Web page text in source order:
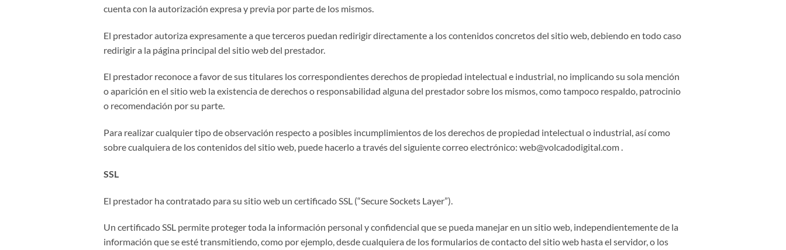
cuenta con la autorización expresa y previa por parte de los mismos.
El prestador autoriza expresamente a que terceros puedan redirigir directamente a los contenidos concretos del sitio web, debiendo en todo caso
redirigir a la página principal del sitio web del prestador.
El prestador reconoce a favor de sus titulares los correspondientes derechos de propiedad intelectual e industrial, no implicando su sola mención
o aparición en el sitio web la existencia de derechos o responsabilidad alguna del prestador sobre los mismos, como tampoco respaldo, patrocinio
o recomendación por su parte.
Para realizar cualquier tipo de observación respecto a posibles incumplimientos de los derechos de propiedad intelectual o industrial, así como
sobre cualquiera de los contenidos del sitio web, puede hacerlo a través del siguiente correo electrónico: web@volcadodigital.com.
SSL
El prestador ha contratado para su sitio web un certificado SSL (“Secure Sockets Layer”).
Un certificado SSL permite proteger toda la información personal y confidencial que se pueda manejar en un sitio web, independientemente de la
información que se esté transmitiendo, como por ejemplo, desde cualquiera de los formularios de contacto del sitio web hasta el servidor, o los